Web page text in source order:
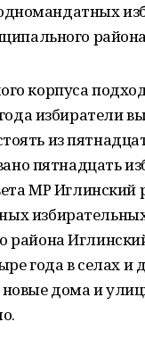
корпуса
избиратели
из
пятнадцать
МР Иглинский
избирательных
района
года в селах и
дома и